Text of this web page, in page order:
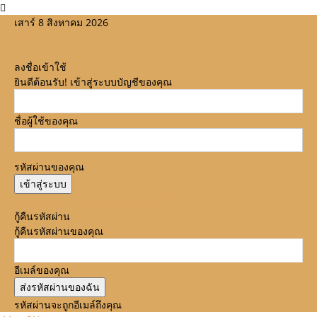
เสาร์ 8 สิงหาคม 2026
ลงชื่อเข้าใช้
ยินดีต้อนรับ! เข้าสู่ระบบบัญชีของคุณ
ชื่อผู้ใช้ของคุณ
รหัสผ่านของคุณ
กู้คืนรหัสผ่าน
กู้คืนรหัสผ่านของคุณ
อีเมล์ของคุณ
รหัสผ่านจะถูกอีเมล์ถึงคุณ